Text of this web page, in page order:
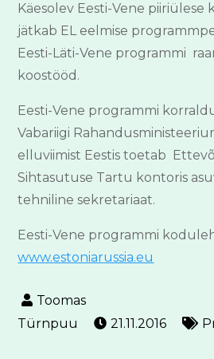
Käesolev Eesti-Vene piiriülese
jätkab EL eelmise
Eesti-Läti-Vene programmi
koostööd.
Eesti-Vene programmi
Vabariigi
elluviimist Eestis toetab
Sihtasutuse Tartu kontoris
tehniline sekretariaat.
Eesti-Vene programmi
www.estoniarussia.eu
21.11.2016